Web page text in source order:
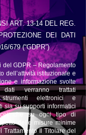
ART. 13-14 DEL REG.
DEI DATI
679 (“GDPR”)
del GDPR – Regolamento
dell’attività istituzionale e
e informazione svolte
dati verranno trattati
elettronici e
sia su supporti informatici
che su ogni tipo di
delle misure minime
Il Titolare del